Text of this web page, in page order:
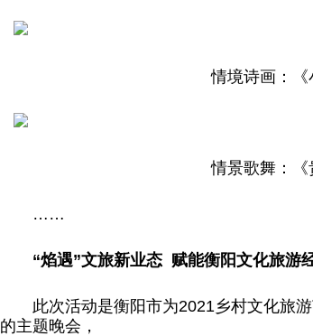
情境诗画：《
情景歌舞：《
……
“焰遇”文旅新业态 赋能衡阳文化旅游
此次活动是衡阳市为2021乡村文化旅
的主题晚会，